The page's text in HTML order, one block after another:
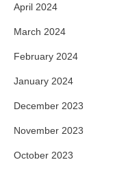
April 2024
March 2024
February 2024
January 2024
December 2023
November 2023
October 2023